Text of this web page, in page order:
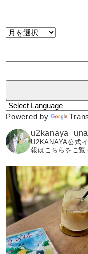
Archive
Powered by
U2KANAYA公式
報はこちらをご覧